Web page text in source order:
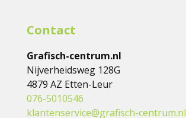
Contact
Grafisch-centrum.nl
Nijverheidsweg 128G
4879 AZ Etten-Leur
076-5010546
klantenservice@grafisch-centrum.nl